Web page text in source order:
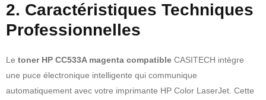
2. Caractéristiques Techniques
Professionnelles
Le toner HP CC533A magenta compatible CASITECH intègre
une puce électronique intelligente qui communique
automatiquement avec votre imprimante HP Color LaserJet. Cette